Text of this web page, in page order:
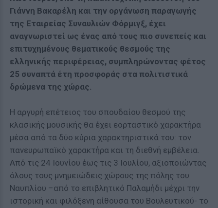
Γιάννη Βακαρέλη και την οργάνωση παραγωγής
της Εταιρείας Συναυλιών Φόρμιγξ, έχει
αναγνωριστεί ως ένας από τους πιο συνεπείς και
επιτυχημένους θεματικούς θεσμούς της
ελληνικής περιφέρειας, συμπληρώνοντας φέτος
25 συναπτά έτη προσφοράς στα πολιτιστικά
δρώμενα της χώρας.
Η αργυρή επέτειος του σπουδαίου θεσμού της
κλασικής μουσικής θα έχει εορταστικό χαρακτήρα
μέσα από τα δύο κύρια χαρακτηριστικά του: τον
πανευρωπαϊκό χαρακτήρα και τη διεθνή εμβέλεια.
Από τις 24 Ιουνίου έως τις 3 Ιουλίου, αξιοποιώντας
όλους τους μνημειώδεις χώρους της πόλης του
Ναυπλίου –από το επιβλητικό Παλαμήδι μέχρι την
ιστορική και φιλόξενη αίθουσα του Βουλευτικού- το